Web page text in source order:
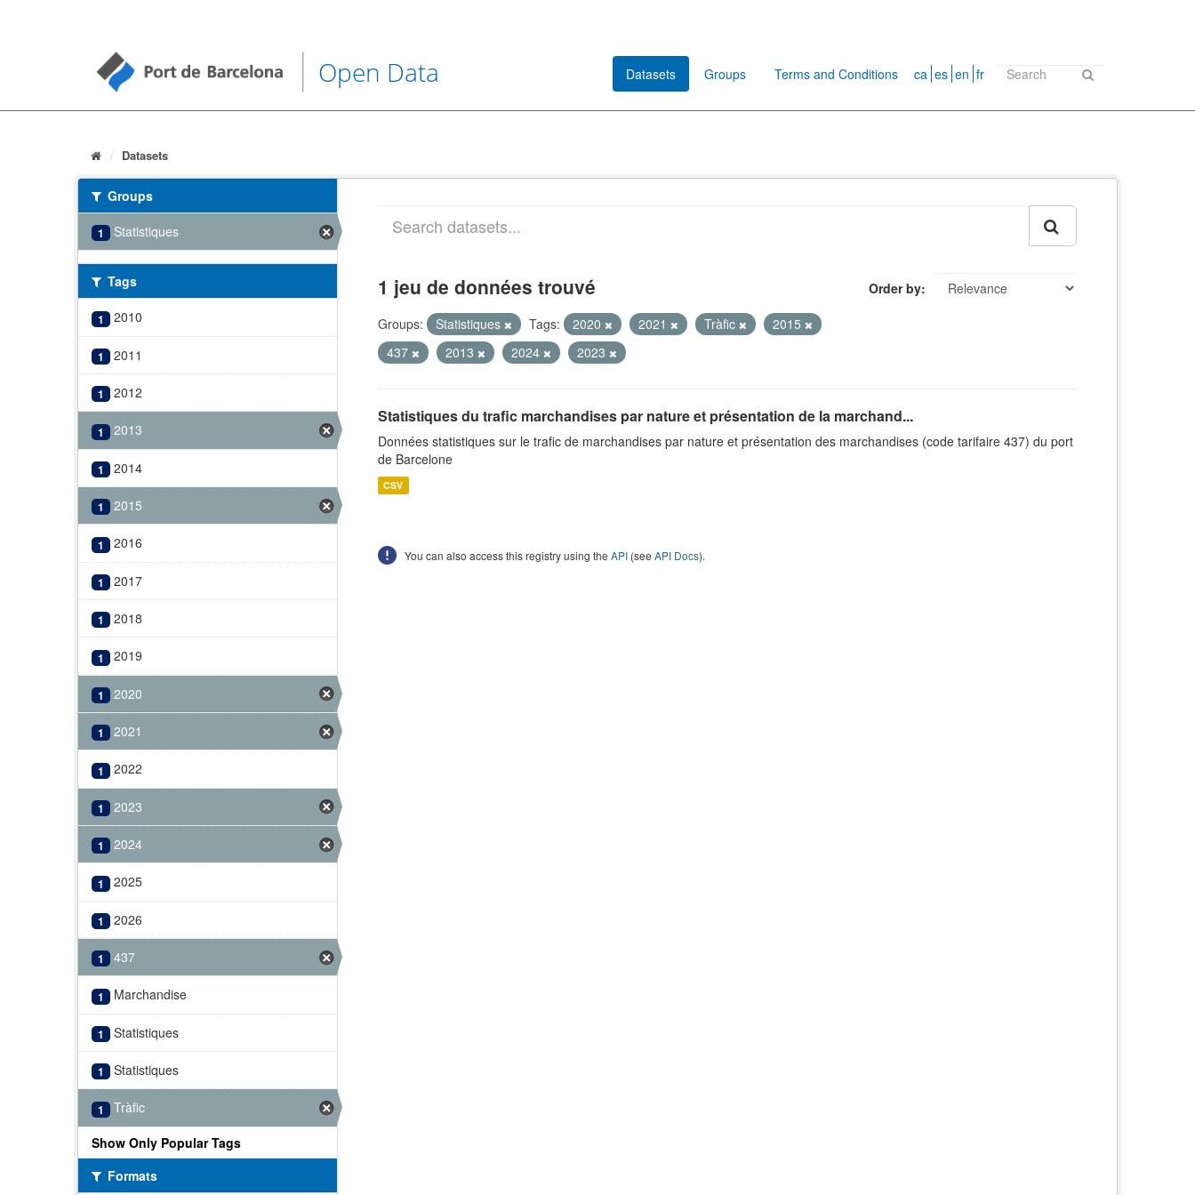
Open Data Datasets Groups Terms and Conditions ca es en fr
Datasets
Groups
1 Statistiques
Tags
1 2010
1 2011
1 2012
1 2013
1 2014
1 2015
1 2016
1 2017
1 2018
1 2019
1 2020
1 2021
1 2022
1 2023
1 2024
1 2025
1 2026
1 437
1 Marchandise
1 Statistiques
1 Statistiques
1
Tràfic
Show Only Popular Tags
Formats
Order by
1 jeu de données trouvé
Groups: Statistiques Tags: 2020 2021 Tràfic
2015
437
2013 2024 2023
Statistiques du trafic marchandises par nature et présentation de la marchand...
Données statistiques sur le trafic de marchandises par nature et présentation des marchandises (code tarifaire 437) du port
de Barcelone
CSV
You can also access this registry using the API (see API Docs).